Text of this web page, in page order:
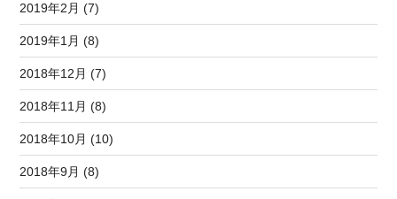
2019年2月 (7)
2019年1月 (8)
2018年12月 (7)
2018年11月 (8)
2018年10月 (10)
2018年9月 (8)